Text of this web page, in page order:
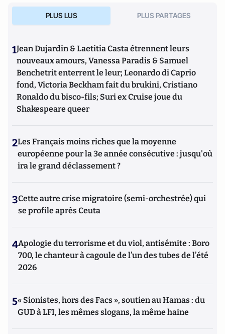
PLUS LUS PLUS PARTAGES
1Jean Dujardin & Laetitia Casta étrennent leurs
nouveaux amours, Vanessa Paradis & Samuel
Benchetrit enterrent le leur; Leonardo di Caprio
fond, Victoria Beckham fait du brukini, Cristiano
Ronaldo du bisco-fils; Suri ex Cruise joue du
Shakespeare queer
2Les Français moins riches que la moyenne
européenne pour la 3e année consécutive : jusqu'où
ira le grand déclassement ?
3Cette autre crise migratoire (semi-orchestrée) qui
se profile après Ceuta
4Apologie du terrorisme et du viol, antisémite : Boro
700, le chanteur à cagoule de l’un des tubes de l’été
2026
5« Sionistes, hors des Facs », soutien au Hamas : du
GUD à LFI, les mêmes slogans, la même haine